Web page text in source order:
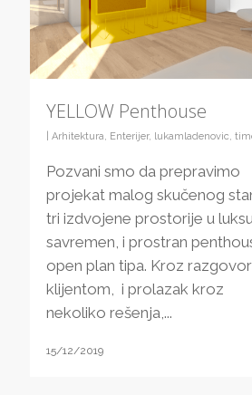
YELLOW Penthouse
Arhitektura, Enterijer, lukamladenovic,
Pozvani smo da prepravimo
projekat malog skučenog
tri izdvojene prostorije u
savremen, i prostran
open plan tipa. Kroz
klijentom, i prolazak kroz
nekoliko rešenja,...
15/12/2019